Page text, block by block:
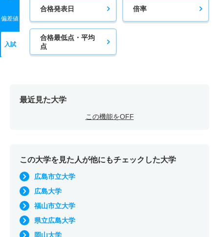
偏差値
入試
合格発表日 倍率
合格最低点・平均
点
最近見た大学
この機能をOFF
この大学を見た人が他にもチェックした大学
広島市立大学
広島大学
福山市立大学
県立広島大学
岡山大学